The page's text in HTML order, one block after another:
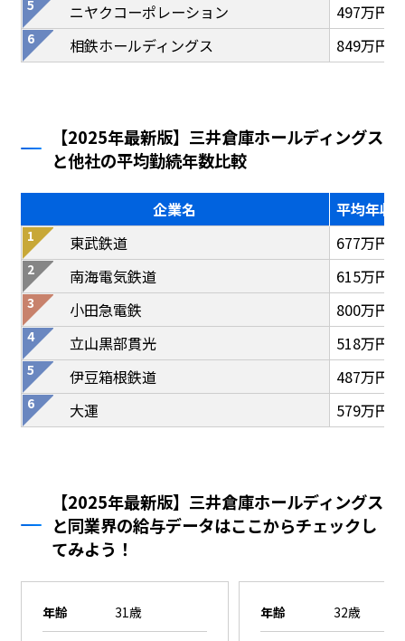
ニヤクコーポレーション
497万円
相鉄ホールディングス
849万円
【2025年最新版】三井倉庫ホールディングス
と他社の平均勤続年数比較
企業名
平均年収
東武鉄道
677万円
南海電気鉄道
615万円
小田急電鉄
800万円
立山黒部貫光
518万円
伊豆箱根鉄道
487万円
大運
579万円
【2025年最新版】三井倉庫ホールディングス
と同業界の給与データはここからチェックし
てみよう！
年齢 31歳 年齢 32歳